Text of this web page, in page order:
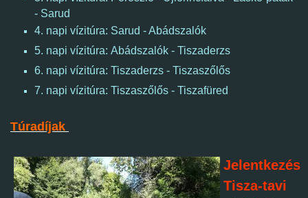
- Sarud
4. napi vízitúra: Sarud - Abádszalók
5. napi vízitúra: Abádszalók - Tiszaderzs
6. napi vízitúra: Tiszaderzs - Tiszaszőlős
7. napi vízitúra: Tiszaszőlős - Tiszafüred
Túradíjak
Jelentkezés
Tisza-tavi